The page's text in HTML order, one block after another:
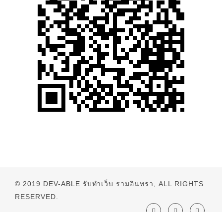
© 2019 DEV-ABLE รับทำเว็บ รามอินทรา, ALL RIGHTS
RESERVED.